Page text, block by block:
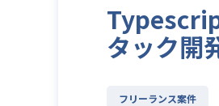
タック開
フリーランス案件